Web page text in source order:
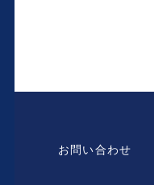
お問い合わせ